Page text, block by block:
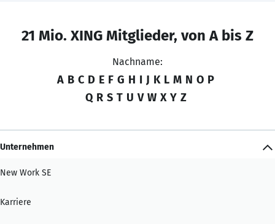
21 Mio. XING Mitglieder, von A bis Z
Nachname:
A B C D E F G H I J K L M N O P
Q R S T U V W X Y Z
Unternehmen
New Work SE
Karriere